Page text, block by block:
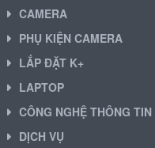
CAMERA
PHỤ KIỆN CAMERA
LẮP ĐẶT K+
LAPTOP
CÔNG NGHỆ THÔNG TIN
DỊCH VỤ